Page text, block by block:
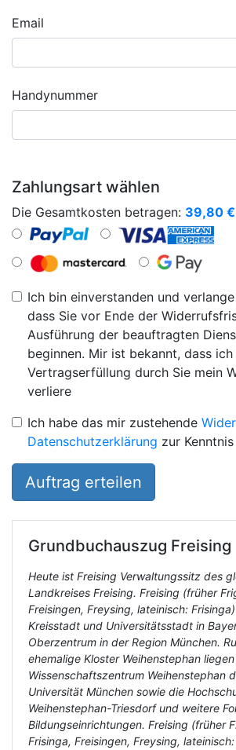
Email
Handynummer
Zahlungsart wählen
Die Gesamtkosten betragen: 39,80 €
Ich bin einverstanden und
dass Sie vor Ende der
Ausführung der beauftragten
beginnen. Mir ist bekannt, dass
Vertragserfüllung durch Sie mein
verliere
Ich habe das mir zustehende
Datenschutzerklärung zur
Auftrag erteilen
Grundbuchauszug Freising
Heute ist Freising Verwaltungssitz des
Landkreises Freising. Freising (früher
Freisingen, Freysing, lateinisch:
Kreisstadt und Universitätsstadt in
Oberzentrum in der Region München.
ehemalige Kloster Weihenstephan
Wissenschaftszentrum Weihenstephan
Universität München sowie die
Weihenstephan-Triesdorf und weitere
Bildungseinrichtungen. Freising (früher
Frisinga, Freisingen, Freysing,